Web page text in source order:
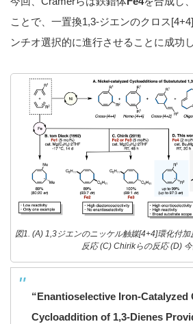
ことで、一置換1,3-ジエンのクロス
ンチオ選択的に進行させることに成功
図1. (A) 1,3ジエンのニッケル触媒[4+4]環化付
反応 (C) Chirikらの反応 (D)
“Enantioselective Iron-Catalyzed
Cycloaddition of 1,3-Dienes